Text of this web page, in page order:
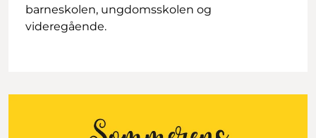
barneskolen, ungdomsskolen og
videregående.